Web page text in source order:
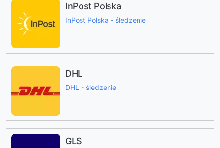
InPost Polska
InPost Polska - śledzenie
DHL
DHL - śledzenie
GLS